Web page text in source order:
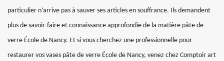
particulier n’arrive pas à sauver ses articles en souffrance. Ils demandent
plus de savoir-faire et connaissance approfondie de la matière pâte de
verre École de Nancy. Et si vous cherchez une professionnelle pour
restaurer vos vases pâte de verre École de Nancy, venez chez Comptoir art